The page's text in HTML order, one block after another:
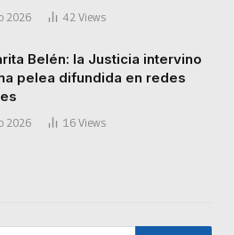
2026 42 Views
Belén: la Justicia intervino
pelea difundida en redes
2026 16 Views